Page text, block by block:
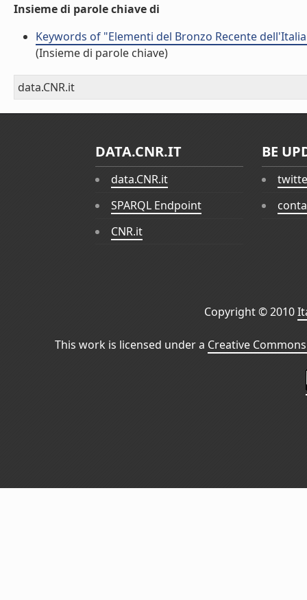
Insieme di parole chiave di
Keywords of "Elementi del Bronzo Recente
(Insieme di parole chiave)
data.CNR.it
DATA.CNR.IT
data.CNR.it
SPARQL Endpoint
CNR.it
BE
Copyright © 2010
This work is licensed under a Creative